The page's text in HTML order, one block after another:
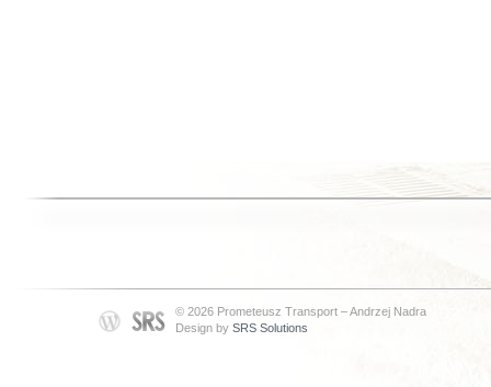
© 2026 Prometeusz Transport – Andrzej Nadra
Design by SRS Solutions